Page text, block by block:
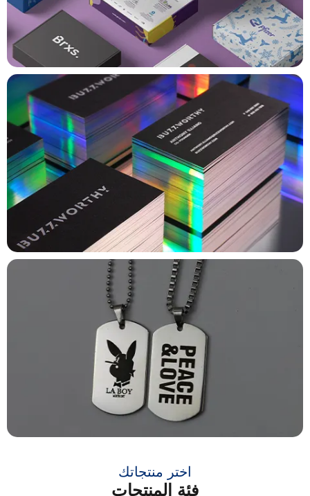
اختر منتجاتك
فئة المنتجات